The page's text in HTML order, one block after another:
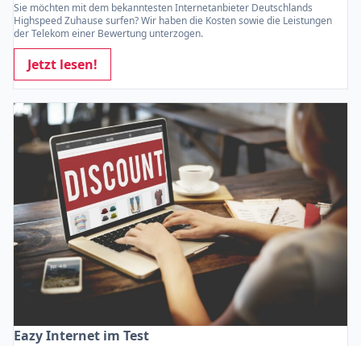
Sie möchten mit dem bekanntesten Internetanbieter Deutschlands
Highspeed Zuhause surfen? Wir haben die Kosten sowie die Leistungen
der Telekom einer Bewertung unterzogen.
Jetzt lesen!
Eazy Internet im Test